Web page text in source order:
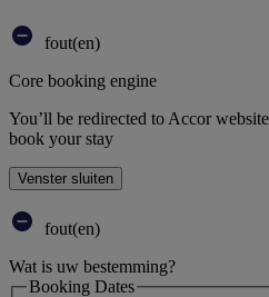
fout(en)
Core booking engine
You’ll be redirected to Accor
book your stay
Venster sluiten
fout(en)
Wat is uw bestemming?
Booking Dates